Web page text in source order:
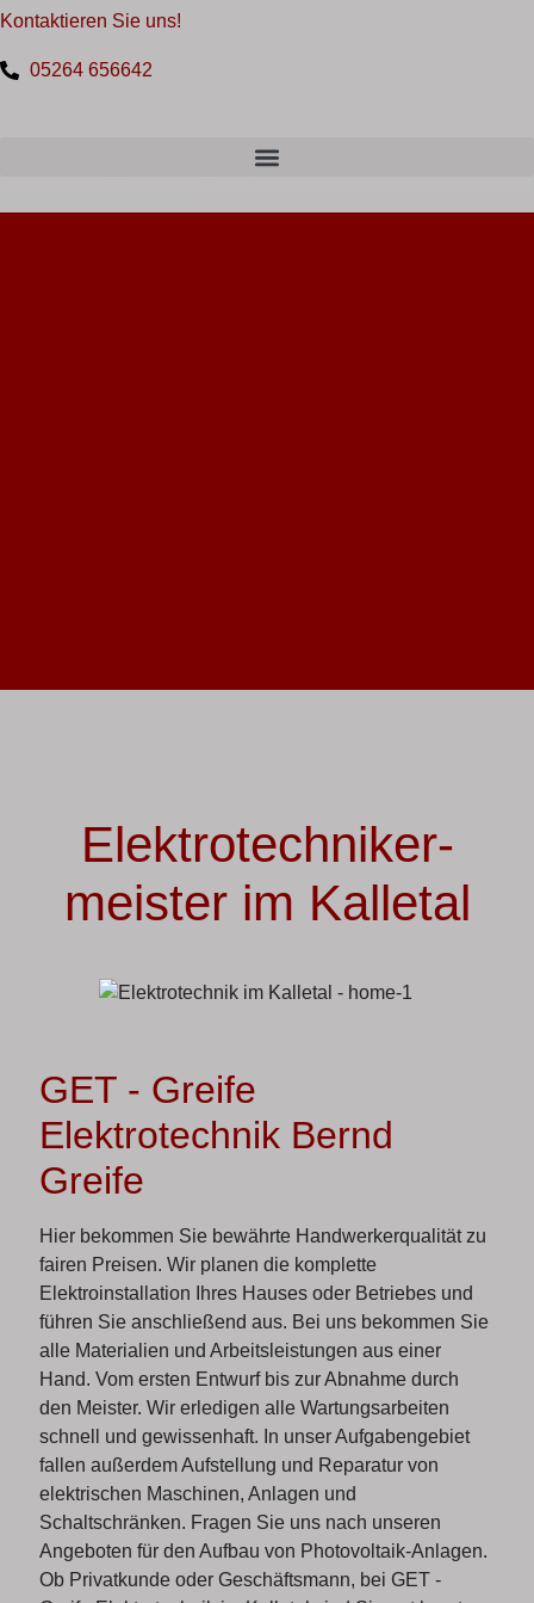
Zum
springen
Kontaktieren Sie uns!
05264 656642
Elektro­techniker­
meister im Kalletal
GET - Greife
Elektrotechnik Bernd
Greife
Hier bekommen Sie bewährte Handwerkerqualität zu
fairen Preisen. Wir planen die komplette
Elektroinstallation Ihres Hauses oder Betriebes und
führen Sie anschließend aus. Bei uns bekommen Sie
alle Materialien und Arbeitsleistungen aus einer
Hand. Vom ersten Entwurf bis zur Abnahme durch
den Meister. Wir erledigen alle Wartungsarbeiten
schnell und gewissenhaft. In unser Aufgabengebiet
fallen außerdem Aufstellung und Reparatur von
elektrischen Maschinen, Anlagen und
Schaltschränken. Fragen Sie uns nach unseren
Angeboten für den Aufbau von Photovoltaik-Anlagen.
Ob Privatkunde oder Geschäftsmann, bei GET -